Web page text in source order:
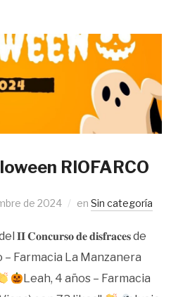
RIOFARCO
de 2024 en Sin categoría
𝐂𝐨𝐧𝐜𝐮𝐫𝐬𝐨 𝐝𝐞 𝐝𝐢𝐬𝐟𝐫𝐚𝐜𝐞𝐬 de
– Farmacia La Manzanera
Leah, 4 años – Farmacia